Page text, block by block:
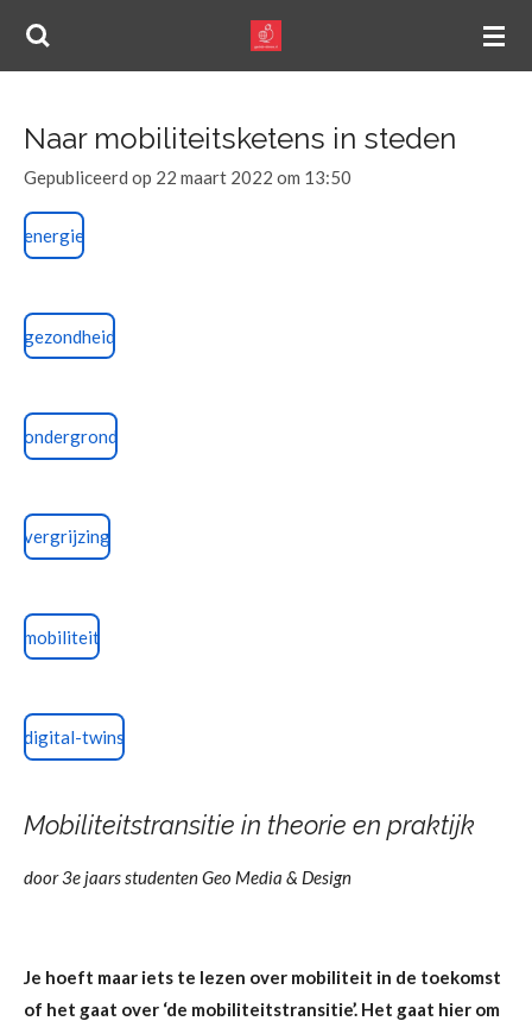
Ga
hoofdinhoud
Naar mobiliteitsketens in steden
Gepubliceerd op 22 maart 2022 om 13:50
energie
gezondheid
ondergrond
vergrijzing
mobiliteit
digital-twins
Mobiliteitstransitie in theorie en praktijk
door 3e jaars studenten Geo Media & Design
Je hoeft maar iets te lezen over mobiliteit in de toekomst
of het gaat over ‘de mobiliteitstransitie’. Het gaat hier om